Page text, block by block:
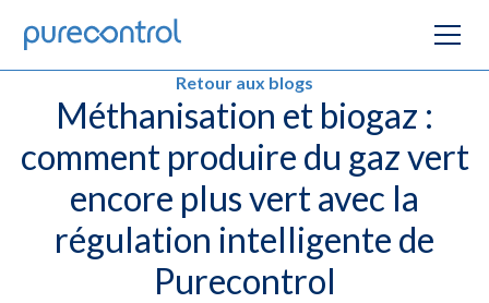
Retour aux blogs
Méthanisation et biogaz :
comment produire du gaz vert
encore plus vert avec la
régulation intelligente de
Purecontrol